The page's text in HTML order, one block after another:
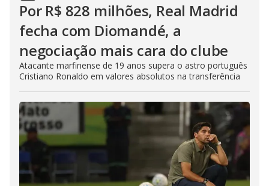
Por R$ 828 milhões, Real Madrid
fecha com Diomandé, a
negociação mais cara do clube
Atacante marfinense de 19 anos supera o astro português
Cristiano Ronaldo em valores absolutos na transferência